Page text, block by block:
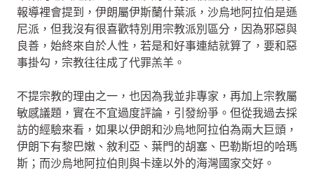
報導裡會提到，伊朗屬伊斯蘭什葉派，沙烏地阿拉伯是遜
尼派，但我沒有很喜歡特別用宗教派別區分，因為邪惡與
良善，始終來自於人性，若是和好事連結就算了，要和惡
事掛勾，宗教往往成了代罪羔羊。
不提宗教的理由之一，也因為我並非專家，再加上宗教屬
敏感議題，實在不宜過度評論，引發紛爭。但從我過去採
訪的經驗來看，如果以伊朗和沙烏地阿拉伯為兩大巨頭，
伊朗下有黎巴嫩、敘利亞、葉門的胡塞、巴勒斯坦的哈瑪
斯；而沙烏地阿拉伯則與卡達以外的海灣國家交好。